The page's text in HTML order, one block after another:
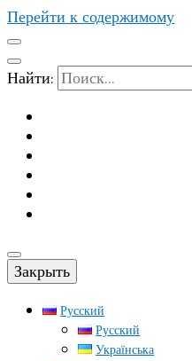
Перейти к содержимому
Найти:
Закрыть
Русский
Русский
Українська